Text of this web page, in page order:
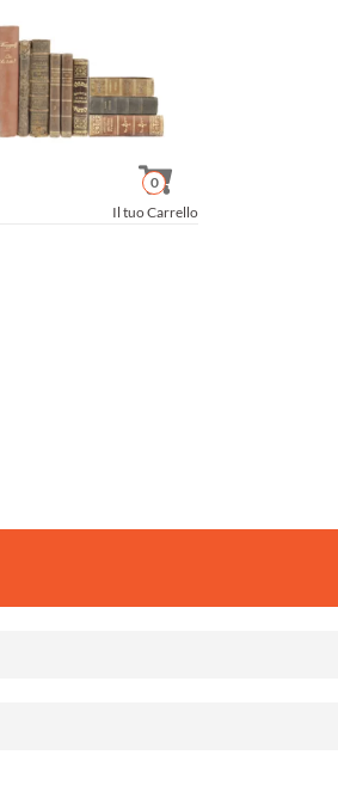
Il tuo Carrello
0